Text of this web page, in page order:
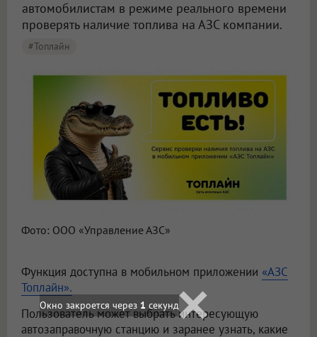
автомобилистам в режиме реального времени
проверять наличие топлива на АЗС компании.
#Топлайн
Фото: ООО «Управление АЗС»
Функция доступна в мобильном приложении «АЗС
Топлайн».
Пользователь может выбрать интересующую
автозаправочную станцию и заранее узнать, какие